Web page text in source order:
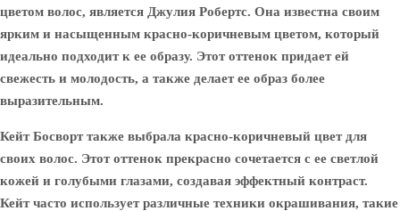
цветом волос, является Джулия Робертс. Она известна своим
ярким и насыщенным красно-коричневым цветом, который
идеально подходит к ее образу. Этот оттенок придает ей
свежесть и молодость, а также делает ее образ более
выразительным.
Кейт Босворттакже выбрала красно-коричневый цвет для
своих волос. Этот оттенок прекрасно сочетается с ее светлой
кожей и голубыми глазами, создавая эффектный контраст.
Кейт часто использует различные техники окрашивания, такие